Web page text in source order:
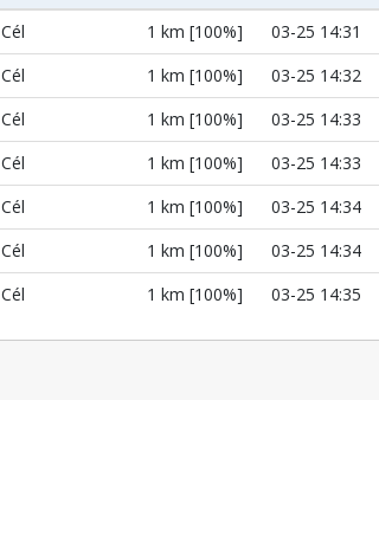
Cél 1 km [100%] 03-25 14:31
Cél 1 km [100%] 03-25 14:32
Cél 1 km [100%] 03-25 14:33
Cél 1 km [100%] 03-25 14:33
Cél 1 km [100%] 03-25 14:34
Cél 1 km [100%] 03-25 14:34
Cél 1 km [100%] 03-25 14:35